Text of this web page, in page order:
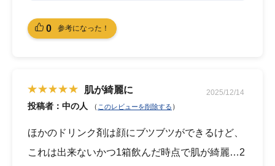
0 参考になった！
肌が綺麗に 2025/12/14
投稿者：中の人 （ このレビューを削除する ）
ほかのドリンク剤は顔にブツブツができるけど、
これは出来ないかつ1箱飲んだ時点で肌が綺麗…2